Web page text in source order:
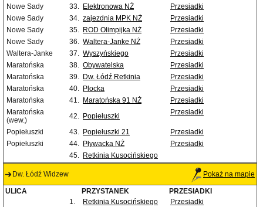
Nowe Sady
33. Elektronowa NŻ
Przesiadki
Nowe Sady
34. zajezdnia MPK NŻ
Przesiadki
Nowe Sady
35. ROD Olimpijka NŻ
Przesiadki
Nowe Sady
36. Waltera-Janke NŻ
Przesiadki
Waltera-Janke
37. Wyszyńskiego
Przesiadki
Maratońska
38. Obywatelska
Przesiadki
Maratońska
39. Dw. Łódź Retkinia
Przesiadki
Maratońska
40. Plocka
Przesiadki
Maratońska
41. Maratońska 91 NŻ
Przesiadki
Maratońska
(wew.)
42. Popiełuszki Przesiadki
Popiełuszki 43. Popiełuszki 21
Przesiadki
Popiełuszki
44. Pływacka NŻ
Przesiadki
45. Retkinia Kusocińskiego
Dw. Łódź Widzew Pokaż na mapie
ULICA PRZYSTANEK
PRZESIADKI
1.
Retkinia Kusocińskiego
Przesiadki